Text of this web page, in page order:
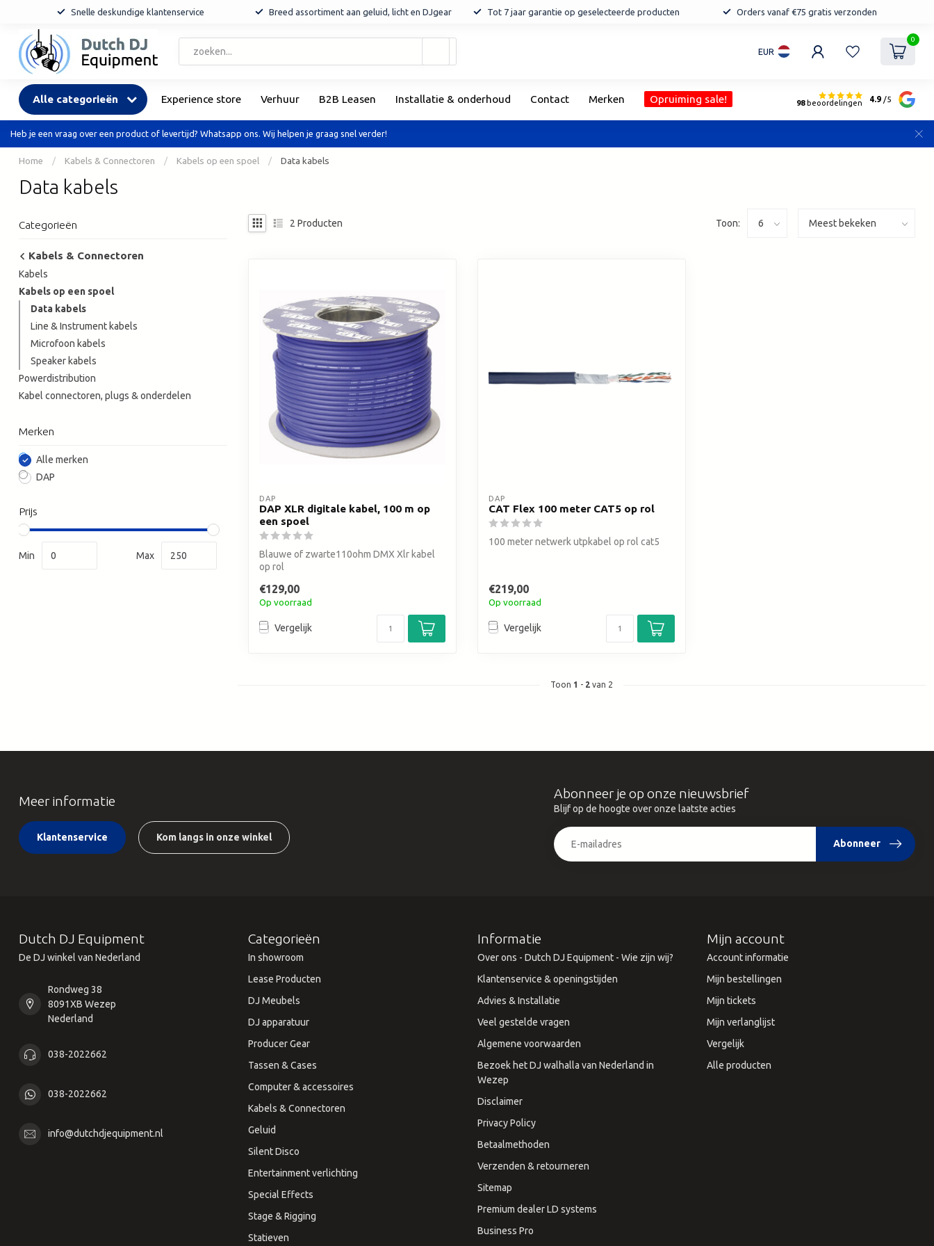
Snelle deskundige klantenservice Breed assortiment aan geluid, licht en DJgear Tot 7 jaar garantie op geselecteerde producten Orders vanaf €75 gratis verzonden
en
een
swipetekens
gebruiken.
EUR
0
Alle categorieën Experience store Verhuur B2B Leasen Installatie & onderhoud Contact Merken Opruiming sale! 98beoordelingen 4.9 /5
Heb je een vraag over een product of levertijd? Whatsapp ons. Wij helpen je graag snel verder!
Home / Kabels & Connectoren / Kabels op een spoel / Data kabels
Data kabels
Categorieën
Kabels & Connectoren
Kabels
Kabels op een spoel
Data kabels
Line & Instrument kabels
Microfoon kabels
Speaker kabels
Powerdistribution
Kabel connectoren, plugs & onderdelen
Merken
Alle merken
DAP
Prijs
Min Max
2 Producten Toon:
DAP
DAP XLR digitale kabel, 100 m op
een spoel
Blauwe of zwarte110ohm DMX Xlr kabel
op rol
€129,00
Op voorraad
Vergelijk
DAP
CAT Flex 100 meter CAT5 op rol
100 meter netwerk utpkabel op rol cat5
€219,00
Op voorraad
Vergelijk
Toon 1 - 2 van 2
Meer informatie
Klantenservice Kom langs in onze winkel
Abonneer je op onze nieuwsbrief
Blijf op de hoogte over onze laatste acties
Abonneer
Dutch DJ Equipment
De DJ winkel van Nederland
Rondweg 38
8091XB Wezep
Nederland
038-2022662
038-2022662
info@dutchdjequipment.nl
Categorieën
In showroom
Lease Producten
DJ Meubels
DJ apparatuur
Producer Gear
Tassen & Cases
Computer & accessoires
Kabels & Connectoren
Geluid
Silent Disco
Entertainment verlichting
Special Effects
Stage & Rigging
Statieven
Informatie
Over ons - Dutch DJ Equipment - Wie zijn wij?
Klantenservice & openingstijden
Advies & Installatie
Veel gestelde vragen
Algemene voorwaarden
Bezoek het DJ walhalla van Nederland in
Wezep
Disclaimer
Privacy Policy
Betaalmethoden
Verzenden & retourneren
Sitemap
Premium dealer LD systems
Business Pro
Mijn account
Account informatie
Mijn bestellingen
Mijn tickets
Mijn verlanglijst
Vergelijk
Alle producten